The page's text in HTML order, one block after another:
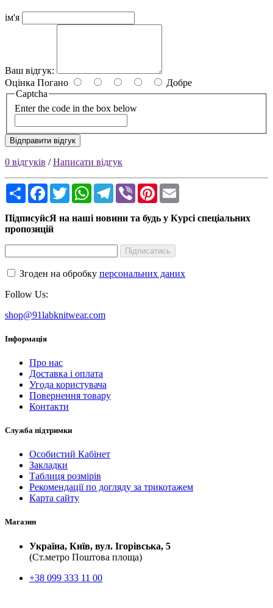
ім'я
Ваш відгук:
Оцінка Погано
Добре
Captcha
Enter the code in the box below
Відправити відгук
0 відгуків /Написати відгук
Share Facebook
TwitterWhatsAppTelegram
Viber Pinterest
ПідписуйсЯ на наші новини та будь у Курсі спеціальних
пропозицій
Підписатись
Згоден на обробку персональних даних
Follow Us:
shop@91labknitwear.com
Інформація
Про нас
Доставка і оплата
Угода користувача
Повернення товару
Контакти
Служба підтримки
Особистий Кабінет
Закладки
Таблиця розмірів
Рекомендації по догляду за трикотажем
Карта сайту
Магазин
Україна, Київ, вул. Ігорівська, 5
(Ст.метро Поштова площа)
+38 099 333 11 00